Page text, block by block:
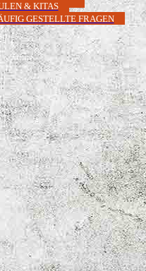
& KITAS
GESTELLTE FRAGEN